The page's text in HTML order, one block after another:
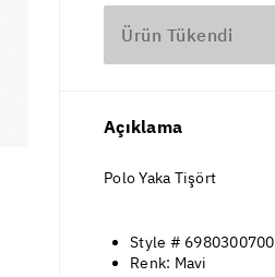
Ürün Tükendi
Açıklama
Polo Yaka Tişört
Style # 6980300700
Renk: Mavi